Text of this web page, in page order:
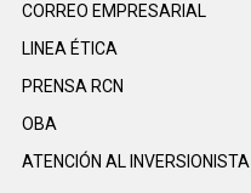
CORREO EMPRESARIAL
LINEA ÉTICA
PRENSA RCN
OBA
ATENCIÓN AL INVERSIONISTA